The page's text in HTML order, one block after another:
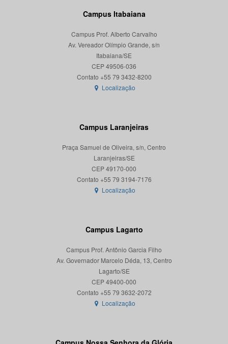
Campus Itabaiana
Campus Prof. Alberto Carvalho
Av. Vereador Olímpio Grande, s/n
Itabaiana/SE
CEP 49506-036
Localização
Campus Laranjeiras
Praça Samuel de Oliveira, s/n, Centro
Laranjeiras/SE
CEP 49170-000
Localização
Campus Lagarto
Campus Prof. Antônio Garcia Filho
Av. Governador Marcelo Déda, 13, Centro
Lagarto/SE
CEP 49400-000
Localização